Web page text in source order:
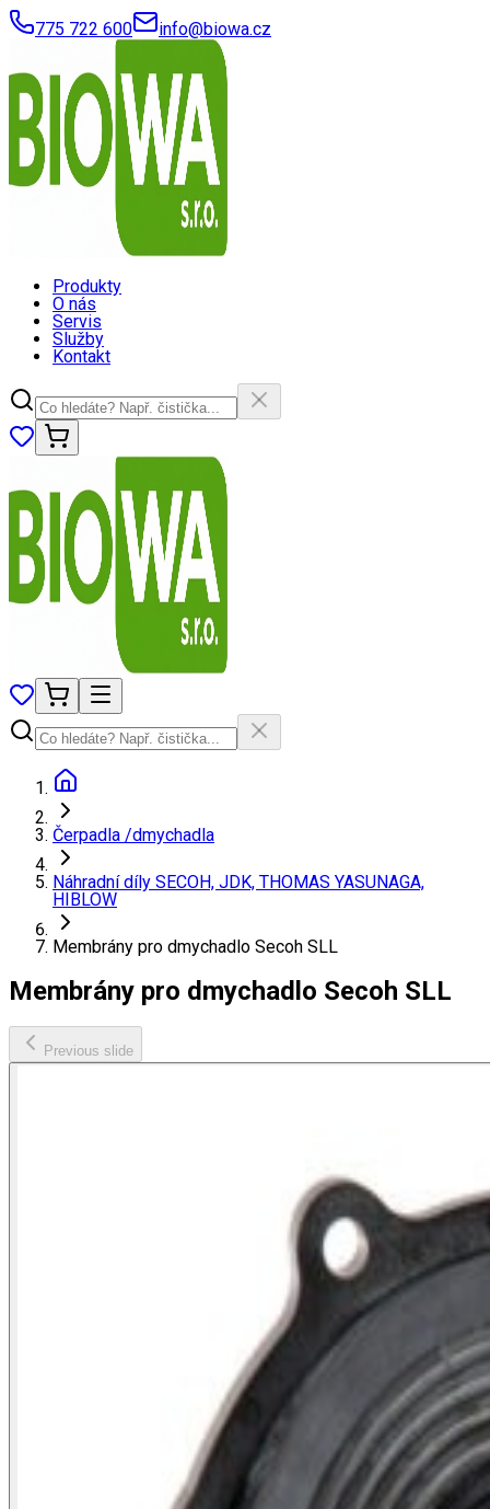
775 722 600 info@biowa.cz
Produkty
O nás
Servis
Služby
Kontakt
Čerpadla /dmychadla
Náhradní díly SECOH, JDK, THOMAS YASUNAGA,
HIBLOW
Membrány pro dmychadlo Secoh SLL
Membrány pro dmychadlo Secoh SLL
Previous slide